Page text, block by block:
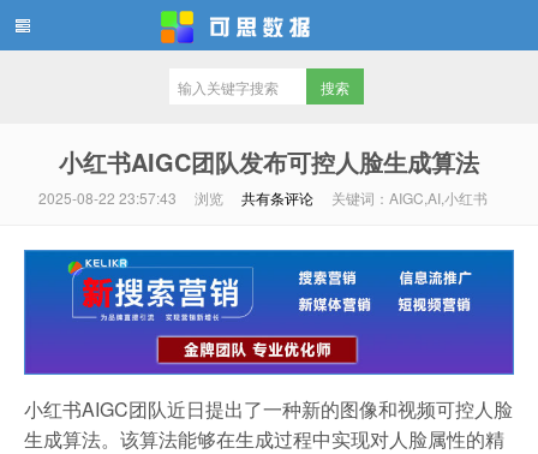
小红书AIGC团队发布可控人脸生成算法
2025-08-22 23:57:43 浏览 共有条评论 关键词：AIGC,AI,小红书
小红书AIGC团队近日提出了一种新的图像和视频可控人脸
生成算法。该算法能够在生成过程中实现对人脸属性的精